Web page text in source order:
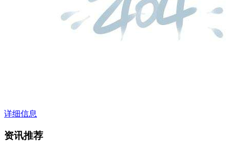
详细信息
资讯推荐